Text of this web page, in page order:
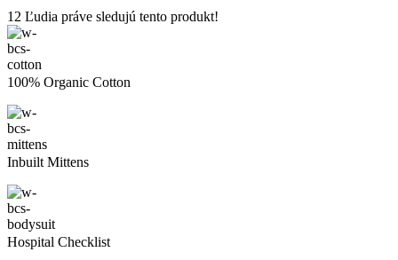
12 Ľudia práve sledujú tento produkt!
100% Organic Cotton
Inbuilt Mittens
Hospital Checklist